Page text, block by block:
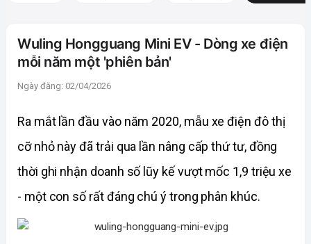
Wuling Hongguang Mini EV - Dòng xe điện
mỗi năm một 'phiên bản'
Ngày đăng: 02/04/2026
Ra mắt lần đầu vào năm 2020, mẫu xe điện đô thị
cỡ nhỏ này đã trải qua lần nâng cấp thứ tư, đồng
thời ghi nhận doanh số lũy kế vượt mốc 1,9 triệu xe
- một con số rất đáng chú ý trong phân khúc.